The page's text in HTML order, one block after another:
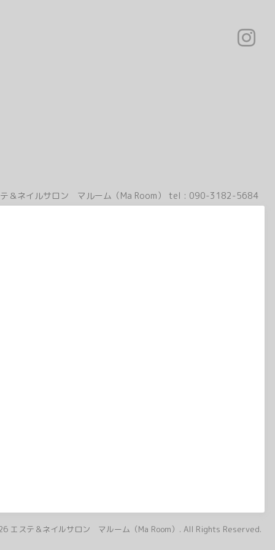
＆ネイルサロン マルーム（Ma Room） tel : 090-3182-5684
エステ＆ネイルサロン マルーム（Ma Room） . All Rights Reserved.